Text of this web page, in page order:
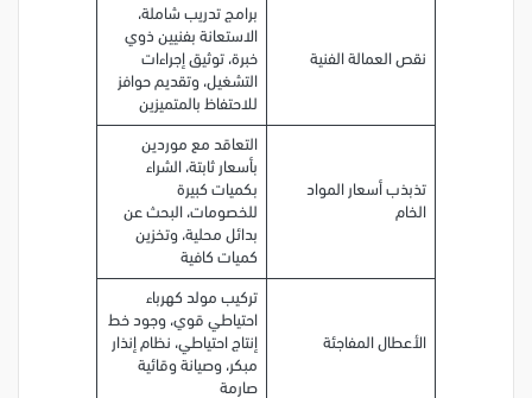
نقص العمالة الفنية
برامج تدريب شاملة،
الاستعانة بفنيين ذوي
خبرة، توثيق إجراءات
التشغيل، وتقديم حوافز
للاحتفاظ بالمتميزين
تذبذب أسعار المواد
الخام
التعاقد مع موردين
بأسعار ثابتة، الشراء
بكميات كبيرة
للخصومات، البحث عن
بدائل محلية، وتخزين
كميات كافية
الأعطال المفاجئة
تركيب مولد كهرباء
احتياطي قوي، وجود خط
إنتاج احتياطي، نظام إنذار
مبكر، وصيانة وقائية
صارمة